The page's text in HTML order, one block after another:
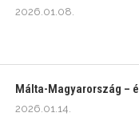
2026.01.08.
Málta-Magyarország –
2026.01.14.